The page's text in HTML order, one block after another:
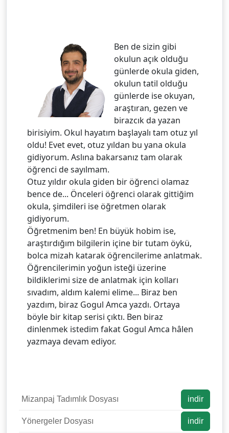
Ben de sizin gibi
okulun açık olduğu
günlerde okula giden,
okulun tatil olduğu
günlerde ise okuyan,
araştıran, gezen ve
birazcık da yazan
birisiyim. Okul hayatım başlayalı tam otuz yıl
oldu! Evet evet, otuz yıldan bu yana okula
gidiyorum. Aslına bakarsanız tam olarak
öğrenci de sayılmam.
Otuz yıldır okula giden bir öğrenci olamaz
bence de... Önceleri öğrenci olarak gittiğim
okula, şimdileri ise öğretmen olarak
gidiyorum.
Öğretmenim ben! En büyük hobim ise,
araştırdığım bilgilerin içine bir tutam öykü,
bolca mizah katarak öğrencilerime anlatmak.
Öğrencilerimin yoğun isteği üzerine
bildiklerimi size de anlatmak için kolları
sıvadım, aldım kalemi elime... Biraz ben
yazdım, biraz Gogul Amca yazdı. Ortaya
böyle bir kitap serisi çıktı. Ben biraz
dinlenmek istedim fakat Gogul Amca hâlen
yazmaya devam ediyor.
Mizanpaj Tadımlık Dosyası indir
Yönergeler Dosyası indir